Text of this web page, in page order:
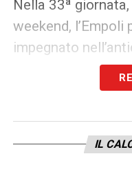
Nella 33ª
weekend,
impegnato
contro la
mentre il Lecce
vedrà a Chiavari
IL